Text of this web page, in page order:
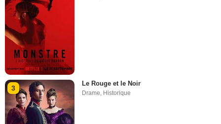
3
Le Rouge et le Noir
Drame, Historique